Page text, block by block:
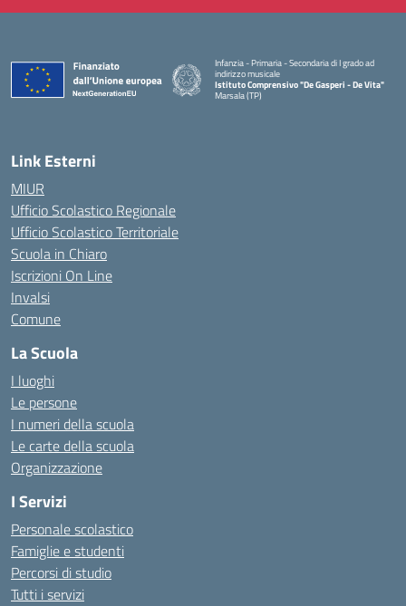
Infanzia - Primaria - Secondaria di I grado ad
indirizzo musicale
Istituto Comprensivo "De Gasperi - De Vita"
Marsala (TP)
Link Esterni
MIUR
Ufficio Scolastico Regionale
Ufficio Scolastico Territoriale
Scuola in Chiaro
Iscrizioni On Line
Invalsi
Comune
La Scuola
I luoghi
Le persone
I numeri della scuola
Le carte della scuola
Organizzazione
I Servizi
Personale scolastico
Famiglie e studenti
Percorsi di studio
Tutti i servizi